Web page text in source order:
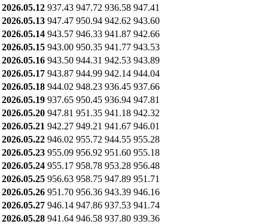
2026.05.12 937.43 947.72 936.58 947.41
2026.05.13 947.47 950.94 942.62 943.60
2026.05.14 943.57 946.33 941.87 942.66
2026.05.15 943.00 950.35 941.77 943.53
2026.05.16 943.50 944.31 942.53 943.89
2026.05.17 943.87 944.99 942.14 944.04
2026.05.18 944.02 948.23 936.45 937.66
2026.05.19 937.65 950.45 936.94 947.81
2026.05.20 947.81 951.35 941.18 942.32
2026.05.21 942.27 949.21 941.67 946.01
2026.05.22 946.02 955.72 944.55 955.28
2026.05.23 955.09 956.92 951.60 955.18
2026.05.24 955.17 958.78 953.28 956.48
2026.05.25 956.63 958.75 947.89 951.71
2026.05.26 951.70 956.36 943.39 946.16
2026.05.27 946.14 947.86 937.53 941.74
2026.05.28 941.64 946.58 937.80 939.36